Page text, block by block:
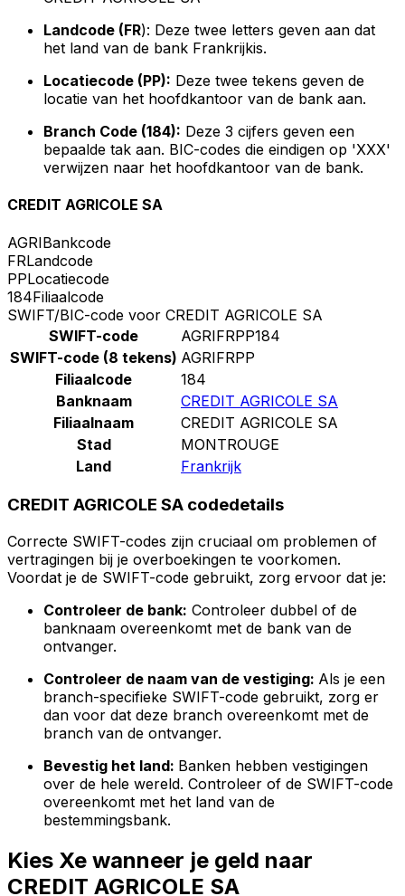
Landcode (FR): Deze twee letters geven aan dat
het land van de bank Frankrijkis.
Locatiecode (PP): Deze twee tekens geven de
locatie van het hoofdkantoor van de bank aan.
Branch Code (184): Deze 3 cijfers geven een
bepaalde tak aan. BIC-codes die eindigen op 'XXX'
verwijzen naar het hoofdkantoor van de bank.
CREDIT AGRICOLE SA
AGRIBankcode
FRLandcode
PPLocatiecode
184Filiaalcode
SWIFT/BIC-code voor CREDIT AGRICOLE SA
SWIFT-code
AGRIFRPP184
SWIFT-code (8 tekens) AGRIFRPP
Filiaalcode
184
Banknaam
CREDIT AGRICOLE SA
Filiaalnaam
CREDIT AGRICOLE SA
Stad
MONTROUGE
Land
Frankrijk
CREDIT AGRICOLE SA codedetails
Correcte SWIFT-codes zijn cruciaal om problemen of
vertragingen bij je overboekingen te voorkomen.
Voordat je de SWIFT-code gebruikt, zorg ervoor dat je:
Controleer de bank: Controleer dubbel of de
banknaam overeenkomt met de bank van de
ontvanger.
Controleer de naam van de vestiging: Als je een
branch-specifieke SWIFT-code gebruikt, zorg er
dan voor dat deze branch overeenkomt met de
branch van de ontvanger.
Bevestig het land: Banken hebben vestigingen
over de hele wereld. Controleer of de SWIFT-code
overeenkomt met het land van de
bestemmingsbank.
Kies Xe wanneer je geld naar
CREDIT AGRICOLE SA